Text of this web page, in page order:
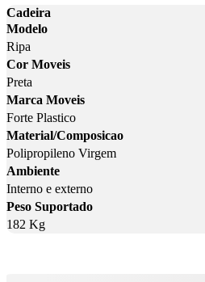
Cadeira
Modelo
Ripa
Cor Moveis
Preta
Marca Moveis
Forte Plastico
Material/Composicao
Polipropileno Virgem
Ambiente
Interno e externo
Peso Suportado
182 Kg